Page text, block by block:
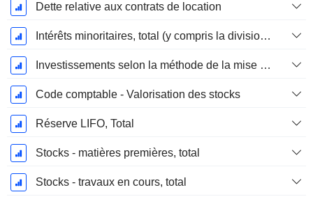
Dette relative aux contrats de location
Intérêts minoritaires, total (y compris la division financière)
Investissements selon la méthode de la mise en équivalence, total
Code comptable - Valorisation des stocks
Réserve LIFO, Total
Stocks - matières premières, total
Stocks - travaux en cours, total